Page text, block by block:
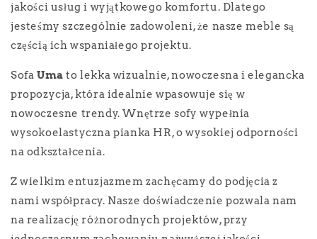
jakości usług i wyjątkowego komfortu. Dlatego
jesteśmy szczególnie zadowoleni, że nasze meble są
częścią ich wspaniałego projektu.
Sofa Uma to lekka wizualnie, nowoczesna i elegancka
propozycja, która idealnie wpasowuje się w
nowoczesne trendy. Wnętrze sofy wypełnia
wysokoelastyczna pianka HR, o wysokiej odporności
na odkształcenia.
Z wielkim entuzjazmem zachęcamy do podjęcia z
nami współpracy. Nasze doświadczenie pozwala nam
na realizację różnorodnych projektów, przy